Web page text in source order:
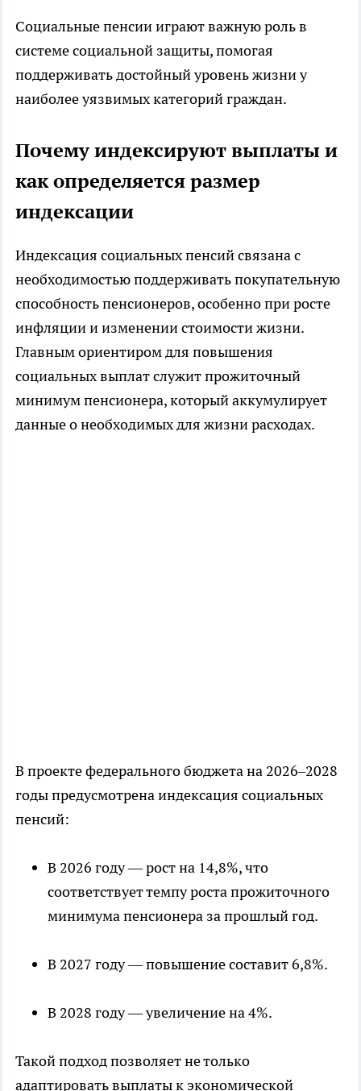
Социальные пенсии играют важную роль в
системе социальной защиты, помогая
поддерживать достойный уровень жизни у
наиболее уязвимых категорий граждан.
Почему индексируют выплаты и
как определяется размер
индексации
Индексация социальных пенсий связана с
необходимостью поддерживать покупательную
способность пенсионеров, особенно при росте
инфляции и изменении стоимости жизни.
Главным ориентиром для повышения
социальных выплат служит прожиточный
минимум пенсионера, который аккумулирует
данные о необходимых для жизни расходах.
В проекте федерального бюджета на 2026–2028
годы предусмотрена индексация социальных
пенсий:
В 2026 году — рост на 14,8%, что
соответствует темпу роста прожиточного
минимума пенсионера за прошлый год.
В 2027 году — повышение составит 6,8%.
В 2028 году — увеличение на 4%.
Такой подход позволяет не только
адаптировать выплаты к экономической